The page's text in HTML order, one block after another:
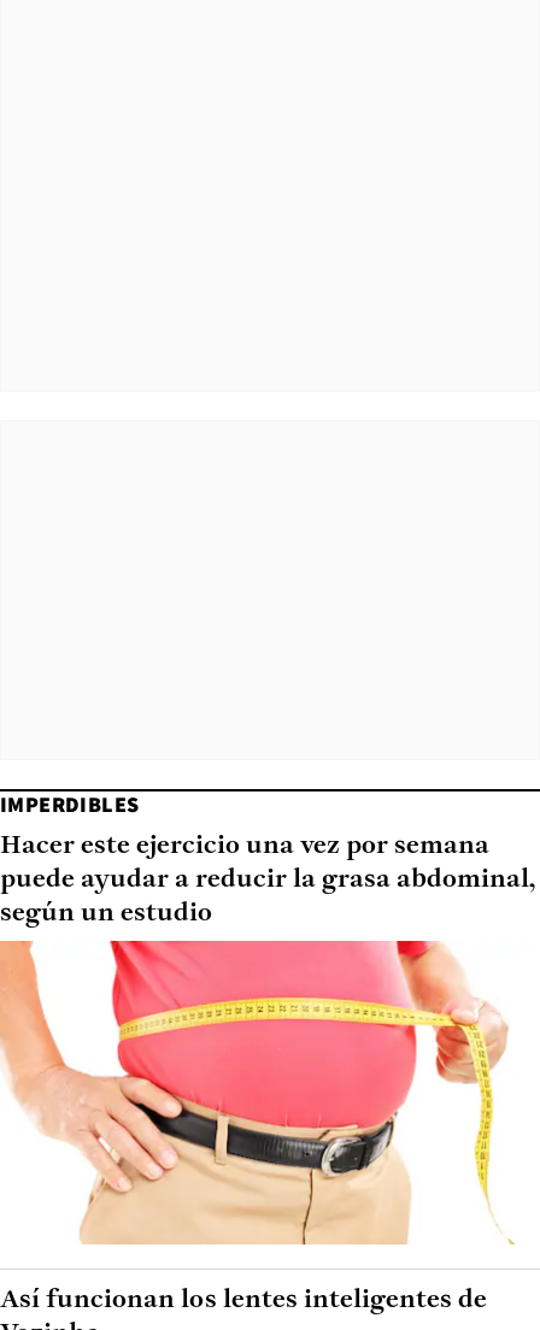
IMPERDIBLES
Hacer este ejercicio una vez por semana
puede ayudar a reducir la grasa abdominal,
según un estudio
Así funcionan los lentes inteligentes de